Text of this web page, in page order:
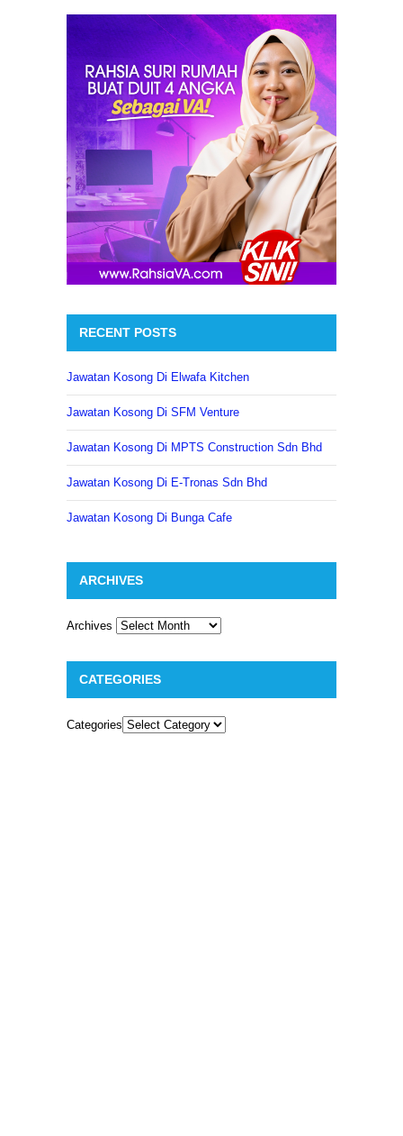
RECENT POSTS
Jawatan Kosong Di Elwafa Kitchen
Jawatan Kosong Di SFM Venture
Jawatan Kosong Di MPTS Construction Sdn Bhd
Jawatan Kosong Di E-Tronas Sdn Bhd
Jawatan Kosong Di Bunga Cafe
ARCHIVES
Archives
CATEGORIES
Categories